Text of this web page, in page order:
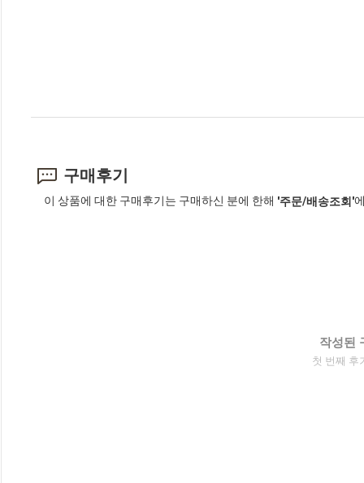
구매후기
이 상품에 대한 구매후기는 구매하신 분에 한해 '주문/배송조회'
작성된
첫 번째 후